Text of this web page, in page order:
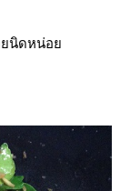
ยนิดหน่อ